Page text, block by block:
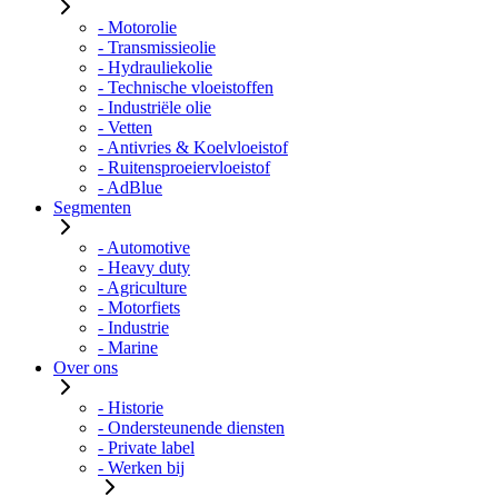
- Motorolie
- Transmissieolie
- Hydrauliekolie
- Technische vloeistoffen
- Industriële olie
- Vetten
- Antivries & Koelvloeistof
- Ruitensproeiervloeistof
- AdBlue
Segmenten
- Automotive
- Heavy duty
- Agriculture
- Motorfiets
- Industrie
- Marine
Over ons
- Historie
- Ondersteunende diensten
- Private label
- Werken bij